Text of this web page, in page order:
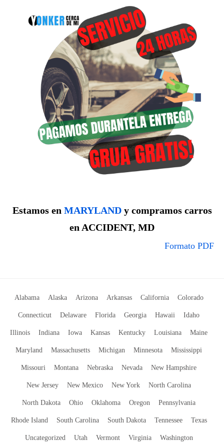
Estamos en MARYLANDy compramos carros
en ACCIDENT, MD
Formato PDF
Alabama Alaska Arizona Arkansas California Colorado
Connecticut Delaware Florida Georgia Hawaii Idaho
Illinois Indiana Iowa Kansas Kentucky Louisiana Maine
Maryland Massachusetts Michigan Minnesota Mississippi
Missouri Montana Nebraska Nevada New Hampshire
New Jersey New Mexico New York North Carolina
North Dakota Ohio Oklahoma Oregon Pennsylvania
Rhode Island South Carolina South Dakota Tennessee Texas
Uncategorized Utah Vermont Virginia Washington